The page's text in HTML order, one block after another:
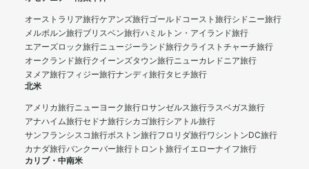
オーストラリア旅行ケアンズ旅行ゴールドコースト旅行シドニー旅行
メルボルン旅行ブリスベン旅行ハミルトン・アイランド旅行
エアーズロック旅行ニュージーランド旅行クライストチャーチ旅行
オークランド旅行クイーンズタウン旅行ニューカレドニア旅行
ヌメア旅行フィジー旅行ナンディ旅行タヒチ旅行
北米
アメリカ旅行ニューヨーク旅行ロサンゼルス旅行ラスベガス旅行
アナハイム旅行セドナ旅行シカゴ旅行シアトル旅行
サンフランシスコ旅行ボストン旅行フロリダ旅行ワシントンDC旅行
カナダ旅行バンクーバー旅行 トロント旅行イエローナイフ旅行
カリブ・中南米